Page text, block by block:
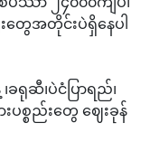
တွေအတိုင်းပဲရှိနေပါ
ရုဆီ၊ပဲငံပြာရည်၊
စ္စည်းတွေ ဈေးခုန်